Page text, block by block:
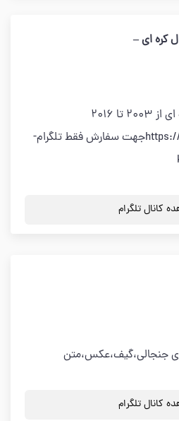
کره ای –
کانل رسمی سریال های کره ای از 2003 تا 2016
https://telegram.me/koreloveجهت سفارش فقط تلگرام-
کانال تلگرام
جنجالی،گیف،عکس،متن
کانال تلگرام